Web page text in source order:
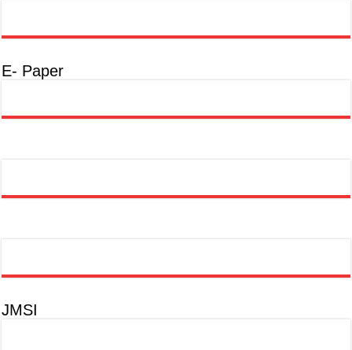
E- Paper
JMSI